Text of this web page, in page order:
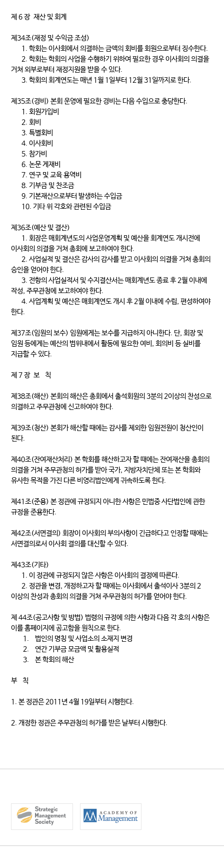
제 6 장 재산 및 회계
제34조(재정 및 수익금 조성)
1. 학회는 이사회에서 의결하는 금액의 회비를 회원으로부터 징수한다.
2. 학회는 학회의 사업을 수행하기 위하여 필요한 경우 이사회의 의결을
거쳐 외부로부터 재정지원을 받을 수 있다.
3. 학회의 회계연도는 매년 1월 1일부터 12월 31일까지로 한다.
제35조(경비) 본회 운영에 필요한 경비는 다음 수입으로 충당한다.
1. 회원가입비
2. 회비
3. 특별회비
4. 이사회비
5. 참가비
6. 논문 게재비
7. 연구 및 교육 용역비
8. 기부금 및 찬조금
9. 기본재산으로부터 발생하는 수입금
10. 기타 위 각호와 관련된 수입금
제36조(예산 및 결산)
1. 회장은 매회계년도의 사업운영계획 및 예산을 회계연도 개시전에
이사회의 의결을 거쳐 총회에 보고하여야 한다.
2. 사업실적 및 결산은 감사의 감사를 받고 이사회의 의결을 거쳐 총회의
승인을 얻어야 한다.
3. 전항의 사업실적서 및 수지결산서는 매회계년도 종료 후 2월 이내에
작성, 주무관청에 보고하여야 한다.
4. 사업계획 및 예산은 매회계연도 개시 후 2월 이내에 수립, 편성하여야
한다.
제37조(임원의 보수) 임원에게는 보수를 지급하지 아니한다. 단, 회장 및
임원 등에게는 예산의 범위내에서 활동에 필요한 여비, 회의비 등 실비를
지급할 수 있다.
제 7 장 보 칙
제38조(해산) 본회의 해산은 총회에서 출석회원의 3분의 2이상의 찬성으로
의결하고 주무관청에 신고하여야 한다.
제39조(청산) 본회가 해산할 때에는 감사를 제외한 임원전원이 청산인이
된다.
제40조(잔여재산처리) 본 학회를 해산하고자 할 때에는 잔여재산을 총회의
의결을 거쳐 주무관청의 허가를 받아 국가, 지방자치단체 또는 본 학회와
유사한 목적을 가진 다른 비영리법인에게 귀속하도록 한다.
제41조(준용) 본 정관에 규정되지 아니한 사항은 민법중 사단법인에 관한
규정을 준용한다.
제42조(서면결의) 회장이 이사회의 부의사항이 긴급하다고 인정할 때에는
서면결의로서 이사회 결의를 대신할 수 있다.
제43조(기타)
1. 이 정관에 규정되지 않은 사항은 이사회의 결정에 따른다.
2. 정관을 변경, 개정하고자 할 때에는 이사회에서 출석이사 3분의 2
이상의 찬성과 총회의 의결을 거쳐 주무관청의 허가를 얻어야 한다.
제 44조(공고사항 및 방법) 법령의 규정에 의한 사항과 다음 각 호의 사항은
이를 홈페이지에 공고함을 원칙으로 한다.
1.
법인의 명칭 및 사업소의 소재지 변경
2.
연간 기부금 모금액 및 활용실적
3.
본 학회의 해산
부 칙
1. 본 정관은 2011년 4월 19일부터 시행한다.
2. 개정한 정관은 주무관청의 허가를 받은 날부터 시행한다.